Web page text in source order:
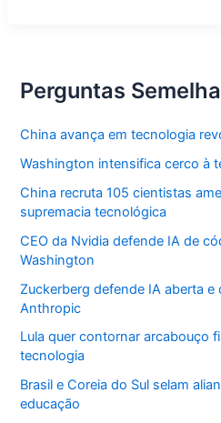
STJ
Perguntas
China avança em tecnologia
Washington intensifica cerco à
China recruta 105 cientistas
supremacia tecnológica
CEO da Nvidia defende IA de
Washington
Zuckerberg defende IA aberta
Anthropic
Lula quer contornar arcabouço
tecnologia
Brasil e Coreia do Sul selam
educação